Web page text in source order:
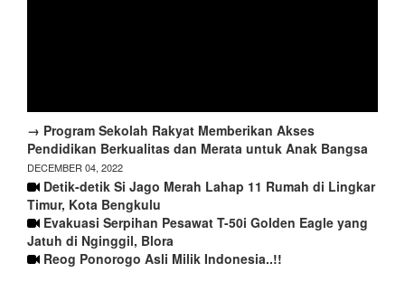
→ Program Sekolah Rakyat Memberikan Akses
Pendidikan Berkualitas dan Merata untuk Anak Bangsa
DECEMBER 04, 2022
Detik-detik Si Jago Merah Lahap 11 Rumah di Lingkar
Timur, Kota Bengkulu
Evakuasi Serpihan Pesawat T-50i Golden Eagle yang
Jatuh di Nginggil, Blora
Reog Ponorogo Asli Milik Indonesia..!!